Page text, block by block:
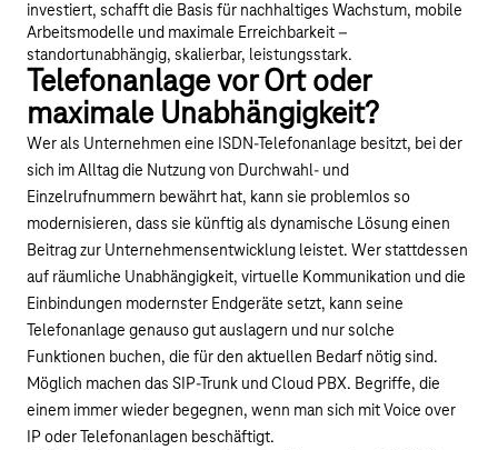
investiert, schafft die Basis für nachhaltiges Wachstum, mobile
Arbeitsmodelle und maximale Erreichbarkeit –
standortunabhängig, skalierbar, leistungsstark.
Telefonanlage vor Ort oder
maximale Unabhängigkeit?
Wer als Unternehmen eine ISDN-Telefonanlage besitzt, bei der
sich im Alltag die Nutzung von Durchwahl- und
Einzelrufnummern bewährt hat, kann sie problemlos so
modernisieren, dass sie künftig als dynamische Lösung einen
Beitrag zur Unternehmensentwicklung leistet. Wer stattdessen
auf räumliche Unabhängigkeit, virtuelle Kommunikation und die
Einbindungen modernster Endgeräte setzt, kann seine
Telefonanlage genauso gut auslagern und nur solche
Funktionen buchen, die für den aktuellen Bedarf nötig sind.
Möglich machen das SIP-Trunk und Cloud PBX. Begriffe, die
einem immer wieder begegnen, wenn man sich mit Voice over
IP oder Telefonanlagen beschäftigt.